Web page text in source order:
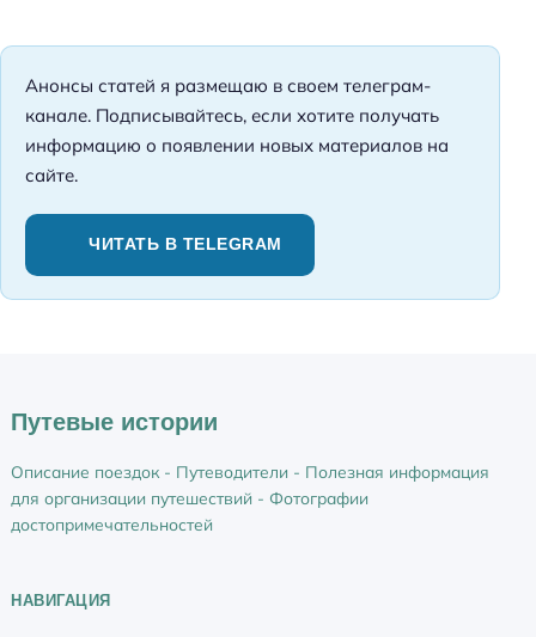
д
Анонсы статей я размещаю в своем телеграм-
канале. Подписывайтесь, если хотите получать
информацию о появлении новых материалов на
сайте.
ЧИТАТЬ В TELEGRAM
Путевые истории
Описание поездок - Путеводители - Полезная информация
для организации путешествий - Фотографии
достопримечательностей
НАВИГАЦИЯ